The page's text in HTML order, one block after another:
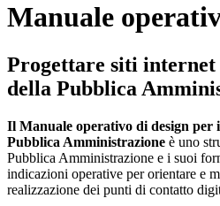
Manuale
Progettare siti
della Pubblica
Il Manuale operativo di design per
Pubblica Amministrazione è uno
Pubblica Amministrazione e i suoi
indicazioni operative per orientare e
realizzazione dei punti di contatto